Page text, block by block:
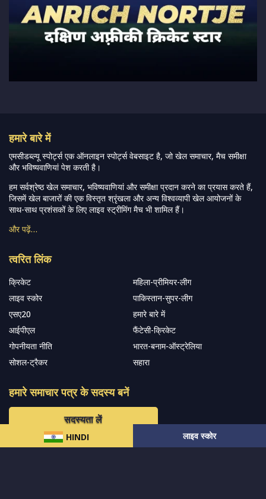
HINDI लाइव स्कोर
हमारे बारे में
एमसीडब्ल्यू स्पोर्ट्स एक ऑनलाइन स्पोर्ट्स वेबसाइट है, जो खेल समाचार, मैच समीक्षा
और भविष्यवाणियां पेश करती है।
हम सर्वश्रेष्ठ खेल समाचार, भविष्यवाणियां और समीक्षा प्रदान करने का प्रयास करते हैं,
जिसमें खेल बाजारों की एक विस्तृत श्रृंखला और अन्य विश्वव्यापी खेल आयोजनों के
साथ-साथ प्रशंसकों के लिए लाइव स्ट्रीमिंग मैच भी शामिल हैं।
और पढ़ें…
त्वरित लिंक
क्रिकेट
महिला-प्रीमियर-लीग
लाइव स्कोर
पाकिस्तान-सुपर-लीग
एसए20
हमारे बारे में
आईपीएल
फैंटेसी-क्रिकेट
गोपनीयता नीति
भारत-बनाम-ऑस्ट्रेलिया
सोशल-ट्रैकर
सहारा
हमारे समाचार पत्र के सदस्य बनें
सदस्यता लें